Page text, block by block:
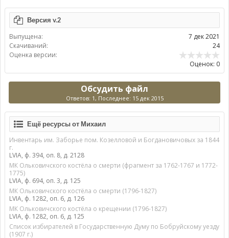
Версия v.2
Выпущена:
7 дек 2021
Скачиваний:
24
Оценка версии:
Оценок: 0
Обсудить файл
Ответов: 1, Последнее: 15 дек 2015
Ещё ресурсы от Михаил
Инвентарь им. Заборье пом. Козелловой и Богдановичовых за 1844
г.
LVIA, ф. 394, оп. 8, д. 2128
МК Ольковичского костёла о смерти (фрагмент за 1762-1767 и 1772-
1775)
LVIA, ф. 694, оп. 3, д. 125
МК Ольковичского костёла о смерти (1796-1827)
LVIA, ф. 1282, оп. 6, д. 126
МК Ольковичского костёла о крещении (1796-1827)
LVIA, ф. 1282, оп. 6, д. 125
Список избирателей в Государственную Думу по Бобруйскому уезду
(1907 г.)